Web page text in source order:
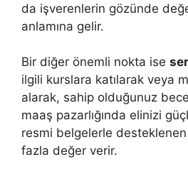
da işverenlerin gözünde
anlamına gelir.
Bir diğer önemli nokta ise
ilgili kurslara katılarak veya
alarak, sahip olduğunuz
maaş pazarlığında elinizi
resmi belgelerle
fazla değer verir.